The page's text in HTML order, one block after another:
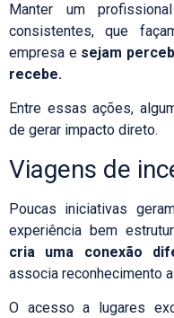
Manter um
consistentes, que
empresa esejam
recebe.
Entre essas ações,
de gerar impacto direto.
Viagens de
Poucas iniciativas
experiência bem
cria uma conexão
associa reconhecimento
O acesso a lugares